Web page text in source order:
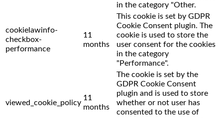
in the category "Other.
cookielawinfo-
checkbox-
performance
11
months
This cookie is set by GDPR
Cookie Consent plugin. The
cookie is used to store the
user consent for the cookies
in the category
"Performance".
viewed_cookie_policy
11
months
The cookie is set by the
GDPR Cookie Consent
plugin and is used to store
whether or not user has
consented to the use of